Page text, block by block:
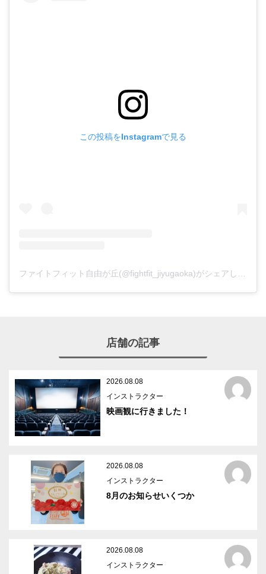
この投稿をInstagramで見る
店舗の記事
2026.08.08
インストラクター
映画観に行きました！
2026.08.08
インストラクター
8月のお知らせいくつか
2026.08.08
インストラクター